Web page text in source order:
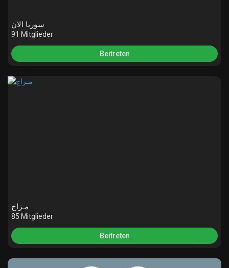
سوريا الان
91 Mitglieder
Beitreten
مـزاج
85 Mitglieder
Beitreten